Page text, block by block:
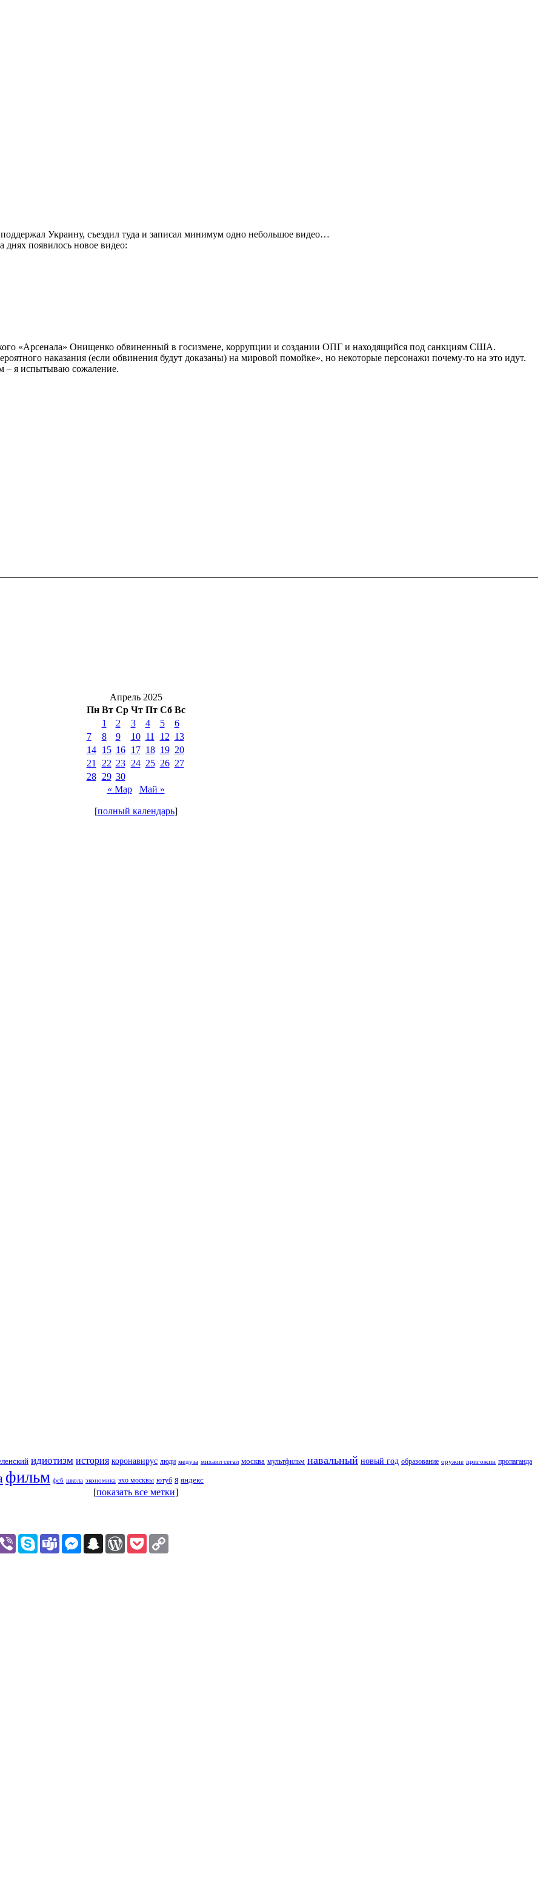
Украину, съездил туда и записал минимум одно небольшое видео…
днях появилось новое видео:
«Арсенала» Онищенко обвиненный в госизмене, коррупции и создании ОПГ и находящийся под санкциям США.
наказания (если обвинения будут доказаны) на мировой помойке», но некоторые персонажи почему-то на это идут.
– я испытываю сожаление.
Апрель 2025
Пн Вт Ср Чт Пт Сб Вс
1
2 3 4 5
6
7
8 9 10 11 12 13
14
15 16 17 18 19 20
21
22 23 24 25 26 27
28
29 30
« Мар
Май »
[полный календарь]
идиотизм история коронавирус люди медуза михаил сегал москва мультфильм навальный новый год образование оружие пригожин пропаганда
фильм фсб школа экономика эхо москвы ютуб я яндекс
[показать все метки]
Viber Skype TeamsMessengerSnapchatWordPress
Pocket